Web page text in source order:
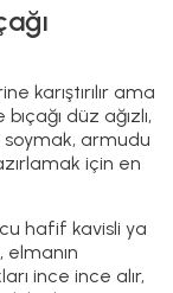
Hem pas
çelik
özen ister.
uzun
ama daha